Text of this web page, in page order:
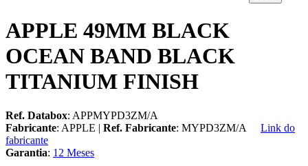
APPLE 49MM BLACK
OCEAN BAND BLACK
TITANIUM FINISH
Ref. Databox: APPMYPD3ZM/A
Fabricante: APPLE | Ref. Fabricante: MYPD3ZM/A
Link do
fabricante
Garantia: 12 Meses